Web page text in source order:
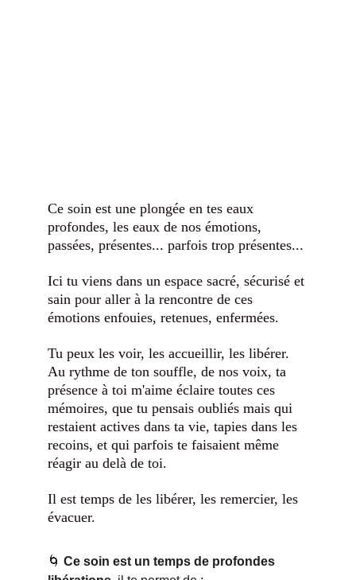
Ce soin est une plongée en tes eaux
profondes, les eaux de nos émotions,
passées, présentes... parfois trop présentes...
Ici tu viens dans un espace sacré, sécurisé et
sain pour aller à la rencontre de ces
émotions enfouies, retenues, enfermées.
Tu peux les voir, les accueillir, les libérer.
Au rythme de ton souffle, de nos voix, ta
présence à toi m'aime éclaire toutes ces
mémoires, que tu pensais oubliés mais qui
restaient actives dans ta vie, tapies dans les
recoins, et qui parfois te faisaient même
réagir au delà de toi.
Il est temps de les libérer, les remercier, les
évacuer.
🌀 Ce soin est un temps de profondes